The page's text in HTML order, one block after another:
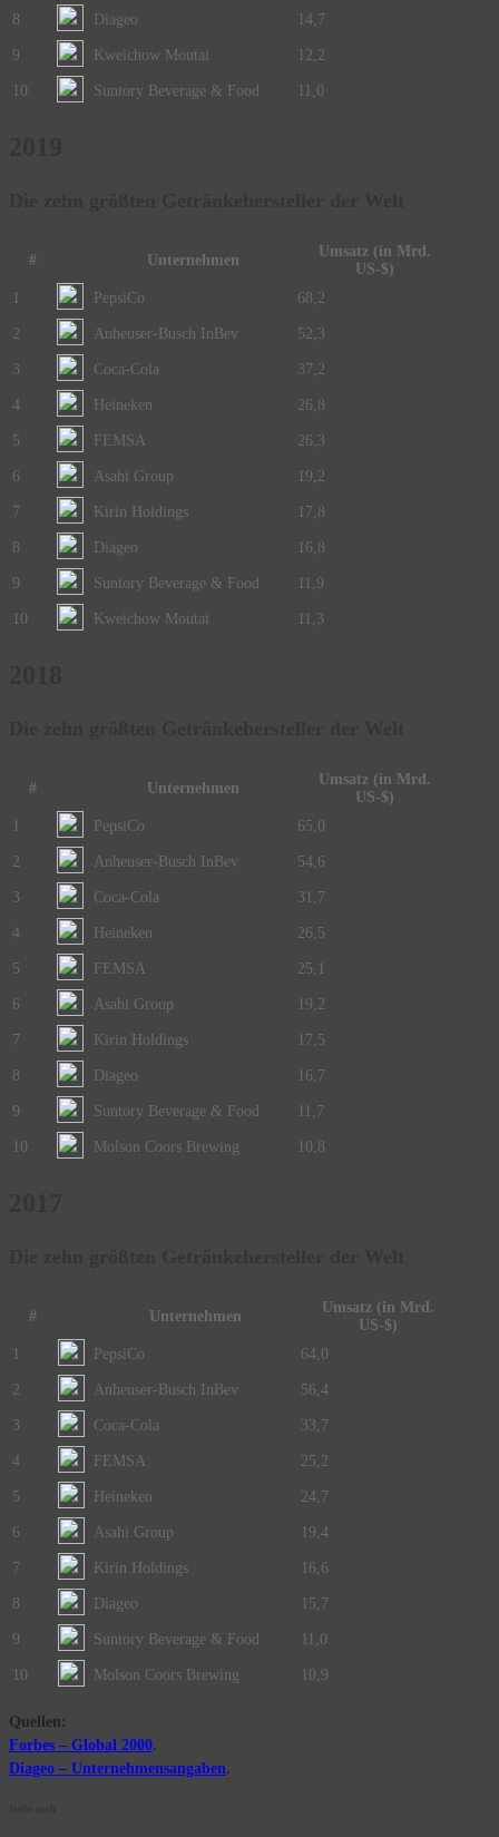
8 Diageo 14,7
9 Kweichow Moutai 12,2
10 Suntory Beverage & Food 11,0
# Unternehmen
Umsatz (in Mrd.
US-$)
PepsiCo 68,2
2 Anheuser-Busch InBev 52,3
3 Coca-Cola 37,2
4 Heineken 26,8
5 FEMSA 26,3
6 Asahi Group 19,2
7 Kirin Holdings 17,8
8 Diageo 16,8
9 Suntory Beverage & Food 11,9
10 Kweichow Moutai 11,3
# Unternehmen
Umsatz (in Mrd.
US-$)
1
PepsiCo 65,0
2 Anheuser-Busch InBev 54,6
3 Coca-Cola 31,7
4 Heineken 26,5
5 FEMSA 25,1
6 Asahi Group 19,2
7 Kirin Holdings 17,5
8 Diageo 16,7
9 Suntory Beverage & Food 11,7
10 Molson Coors Brewing 10,8
# Unternehmen
Umsatz (in Mrd.
US-$)
1
PepsiCo 64,0
2 Anheuser-Busch InBev 56,4
3 Coca-Cola 33,7
4 FEMSA 25,2
5 Heineken 24,7
6 Asahi Group 19,4
7 Kirin Holdings 16,6
8 Diageo 15,7
9 Suntory Beverage & Food 11,0
10 Molson Coors Brewing 10,9
Quellen:
Forbes – Global 2000.
Diageo – Unternehmensangaben.